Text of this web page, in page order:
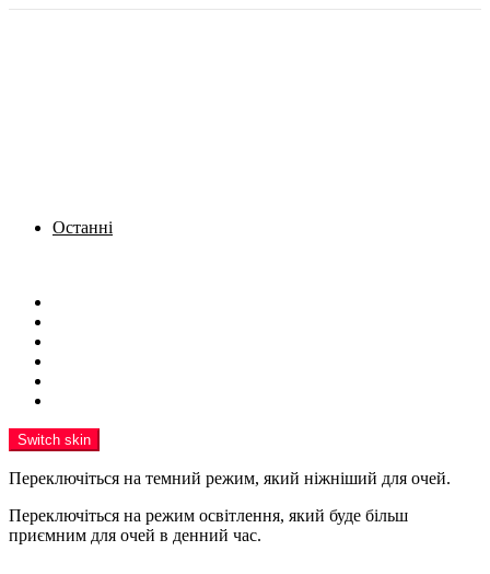
Останні
Switch skin
Переключіться на темний режим, який ніжніший для очей.
Переключіться на режим освітлення, який буде більш
приємним для очей в денний час.